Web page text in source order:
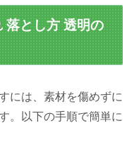
落とし方 透明の
には、素材を傷めずに
。以下の手順で簡単に